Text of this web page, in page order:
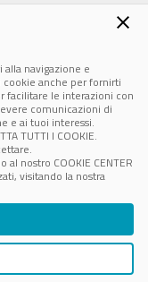
navigazione e
anche per fornirti
facilitare le interazioni con
comunicazioni di
e ai tuoi interessi.
TUTTI I COOKIE.
nostro COOKIE CENTER
visitando la nostra